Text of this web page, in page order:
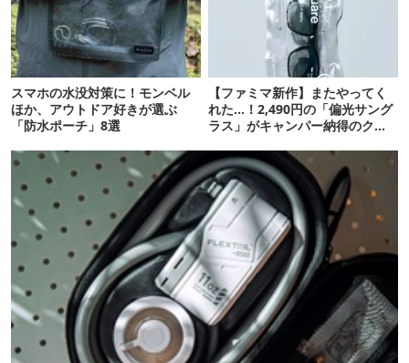
スマホの水没対策に！モンベル
ほか、アウトドア好きが選ぶ
「防水ポーチ」8選
【ファミマ新作】またやってく
れた…！2,490円の「偏光サング
ラス」がキャンパー納得のクオ